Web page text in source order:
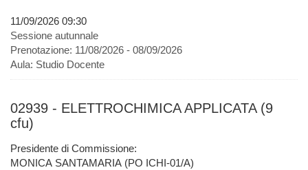
11/09/2026 09:30
Sessione autunnale
Prenotazione: 11/08/2026 - 08/09/2026
Aula: Studio Docente
02939 - ELETTROCHIMICA APPLICATA (9
cfu)
Presidente di Commissione:
MONICA SANTAMARIA (PO ICHI-01/A)